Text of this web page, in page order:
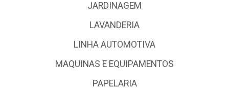
JARDINAGEM
LAVANDERIA
LINHA AUTOMOTIVA
MAQUINAS E EQUIPAMENTOS
PAPELARIA